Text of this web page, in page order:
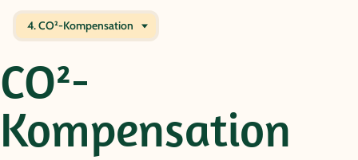
4. CO²-Kompensation
CO²-
Kompensation